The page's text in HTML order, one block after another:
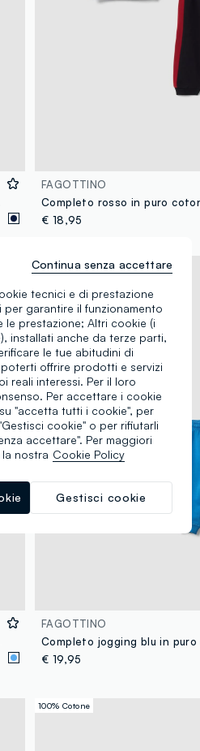
FAGOTTINO
€ 18,95
Nuova Collezione
FAGOTTINO
€ 19,95
100% Cotone
tecnici e di prestazione
per garantire il funzionamento
le prestazione; Altri cookie (i
installati anche da terze parti,
le tue abitudini di
offrire prodotti e servizi
reali interessi. Per il loro
Per accettare i cookie
"accetta tutti i cookie", per
cookie" o per rifiutarli
accettare". Per maggiori
nostra Cookie Policy
Gestisci cookie
Continua senza accettare